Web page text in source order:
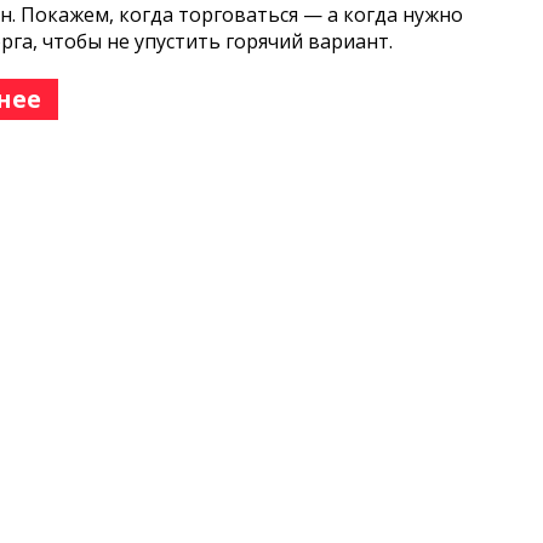
Покажем, когда торговаться — а когда нужно
чтобы не упустить горячий вариант.